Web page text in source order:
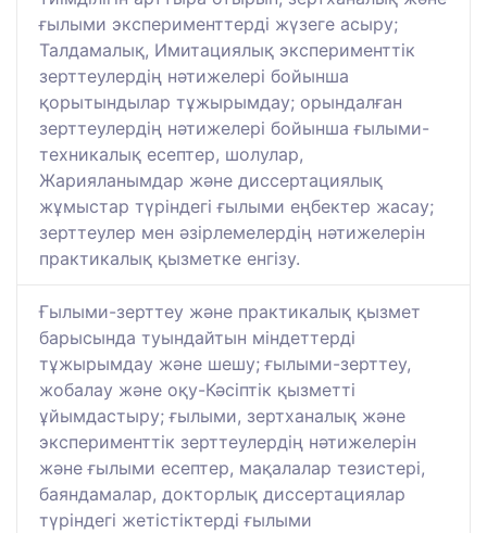
ғылыми эксперименттерді жүзеге асыру;
Талдамалық, Имитациялық эксперименттік
зерттеулердің нәтижелері бойынша
қорытындылар тұжырымдау; орындалған
зерттеулердің нәтижелері бойынша ғылыми-
техникалық есептер, шолулар,
Жарияланымдар және диссертациялық
жұмыстар түріндегі ғылыми еңбектер жасау;
зерттеулер мен әзірлемелердің нәтижелерін
практикалық қызметке енгізу.
Ғылыми-зерттеу және практикалық қызмет
барысында туындайтын міндеттерді
тұжырымдау және шешу; ғылыми-зерттеу,
жобалау және оқу-Кәсіптік қызметті
ұйымдастыру; ғылыми, зертханалық және
эксперименттік зерттеулердің нәтижелерін
және ғылыми есептер, мақалалар тезистері,
баяндамалар, докторлық диссертациялар
түріндегі жетістіктерді ғылыми